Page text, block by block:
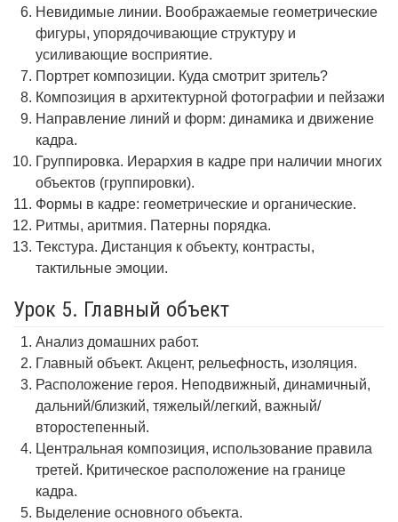
Невидимые линии. Воображаемые геометрические
фигуры, упорядочивающие структуру и
усиливающие восприятие.
Портрет композиции. Куда смотрит зритель?
Композиция в архитектурной фотографии и пейзажи
Направление линий и форм: динамика и движение
кадра.
Группировка. Иерархия в кадре при наличии многих
объектов (группировки).
Формы в кадре: геометрические и органические.
Ритмы, аритмия. Патерны порядка.
Текстура. Дистанция к объекту, контрасты,
тактильные эмоции.
Урок 5. Главный объект
Анализ домашних работ.
Главный объект. Акцент, рельефность, изоляция.
Расположение героя. Неподвижный, динамичный,
дальний/близкий, тяжелый/легкий, важный/
второстепенный.
Центральная композиция, использование правила
третей. Критическое расположение на границе
кадра.
Выделение основного объекта.